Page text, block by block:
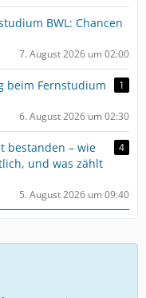
BWL: Chancen
7. August 2026 um 02:00
beim Fernstudium
1
6. August 2026 um 02:30
bestanden – wie
und was zählt
4
5. August 2026 um 09:40